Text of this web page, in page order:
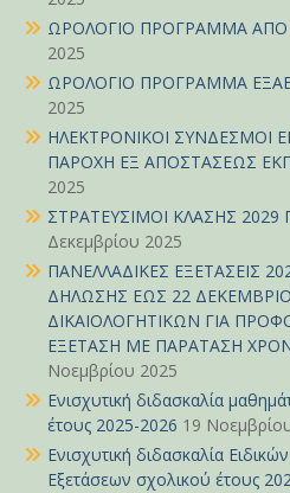
ΩΡΟΛΟΓΙΟ ΠΡΟΓΡΑΜΜΑ ΑΠΟ
2025
ΩΡΟΛΟΓΙΟ ΠΡΟΓΡΑΜΜΑ
2025
ΗΛΕΚΤΡΟΝΙΚΟΙ ΣΥΝΔΕΣΜΟΙ
ΠΑΡΟΧΗ ΕΞ ΑΠΟΣΤΑΣΕΩΣ
2025
ΣΤΡΑΤΕΥΣΙΜΟΙ ΚΛΑΣΗΣ
Δεκεμβρίου 2025
ΠΑΝΕΛΛΑΔΙΚΕΣ ΕΞΕΤΑΣΕΙΣ
ΔΗΛΩΣΗΣ ΕΩΣ 22
ΔΙΚΑΙΟΛΟΓΗΤΙΚΩΝ ΓΙΑ
ΕΞΕΤΑΣΗ ΜΕ ΠΑΡΑΤΑΣΗ
Νοεμβρίου 2025
Ενισχυτική διδασκαλία
έτους 2025-2026 19
Ενισχυτική διδασκαλία
Εξετάσεων σχολικού έτους